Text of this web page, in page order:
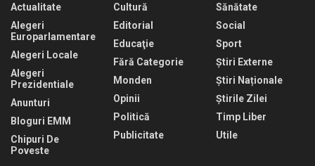
Actualitate
Alegeri
Europarlamentare
Alegeri Locale
Alegeri
Prezidentiale
Anunturi
Bloguri EMM
Chipuri De
Poveste
Cultură
Editorial
Educaţie
Fără Categorie
Monden
Opinii
Politică
Publicitate
Sănătate
Social
Sport
Știri Externe
Știri Naționale
Știrile Zilei
Timp Liber
Utile